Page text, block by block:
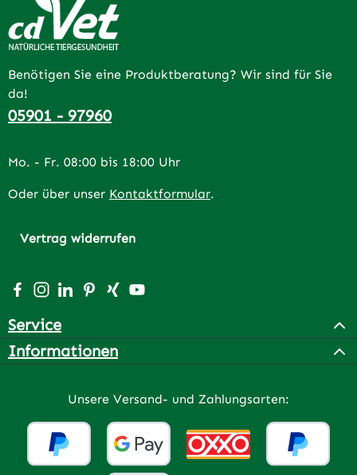
Benötigen Sie eine Produktberatung? Wir sind für Sie
da!
05901 - 97960
Mo. - Fr. 08:00 bis 18:00 Uhr
Oder über unser Kontaktformular.
Vertrag widerrufen
Besuche uns auf Facebook – öffnet in neuem Tab
Schau auf Instagram vorbei – öffnet in neuem Tab
Vernetze dich mit uns auf LinkedIn – öffnet in
Lass dich auf Pinterest inspirieren – öffnet
Vernetze dich mit uns auf Xing – öffnet
Sieh dir unsere Videos auf YouTube
Service
Informationen
Unsere Versand- und Zahlungsarten: